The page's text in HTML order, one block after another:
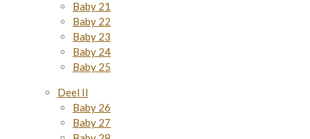
Baby 21
Baby 22
Baby 23
Baby 24
Baby 25
Deel II
Baby 26
Baby 27